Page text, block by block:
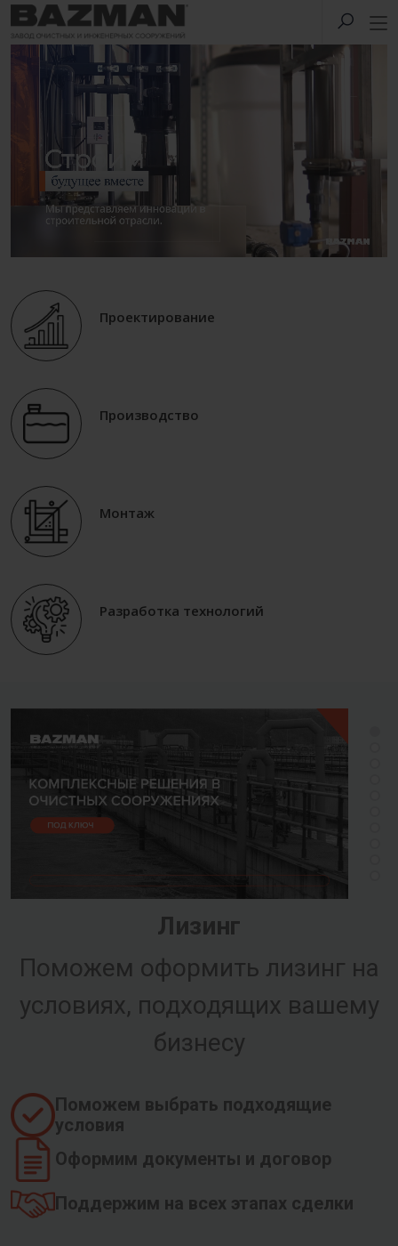
Проектирование
Производство
Монтаж
Разработка технологий
Лизинг
Поможем оформить лизинг на
условиях, подходящих вашему
бизнесу
Поможем выбрать подходящие
условия
Оформим документы и договор
Поддержим на всех этапах сделки